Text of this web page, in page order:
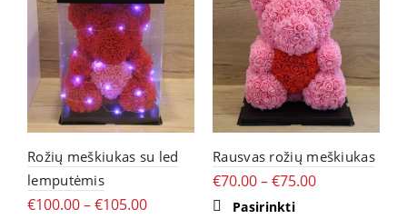
Rožių meškiukas su led
lemputėmis
€100.00–€105.00
Rausvas rožių meškiukas
€70.00–€75.00
PasirinktiThis